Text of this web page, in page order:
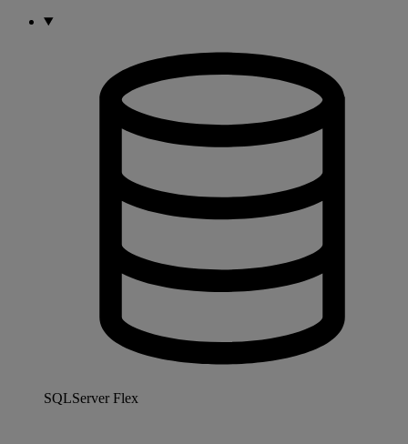
SQLServer Flex